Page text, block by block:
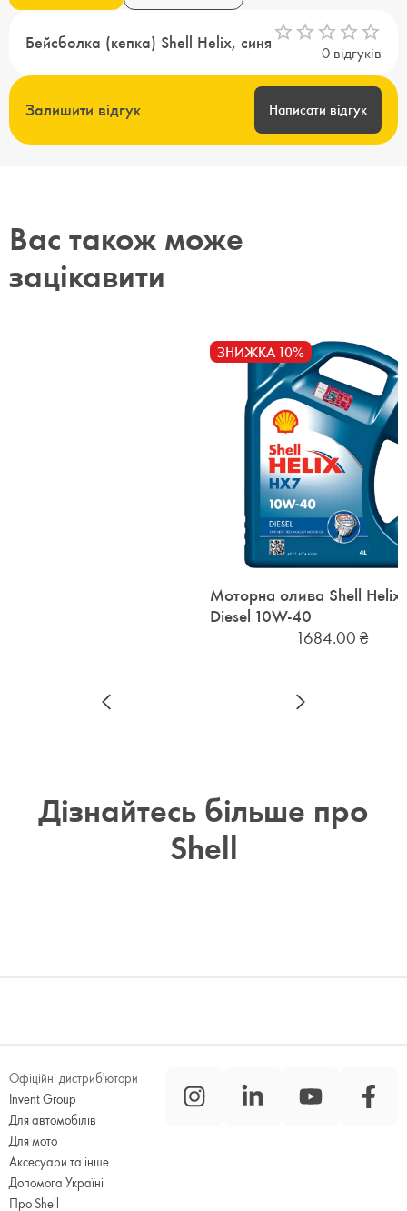
Бейсболка (кепка) Shell Helix, синя
0 відгуків
Залишити відгук Написати відгук
Вас також може
зацікавити
ЗНИЖКА 10%
Моторна олива Shell Helix
Diesel 10W-40
1684.00₴
Дізнайтесь більше про
Shell
Офіційні дистриб'ютори
Invent Group
Для автомобілів
Для мото
Аксесуари та інше
Допомога Україні
Про Shell